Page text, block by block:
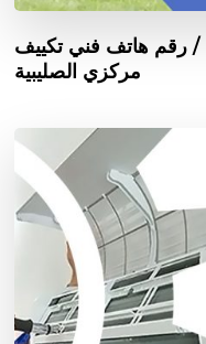
رقم تكييف الصليبية / 98025055 / رقم هاتف فني تكييف
مركزي الصليبية